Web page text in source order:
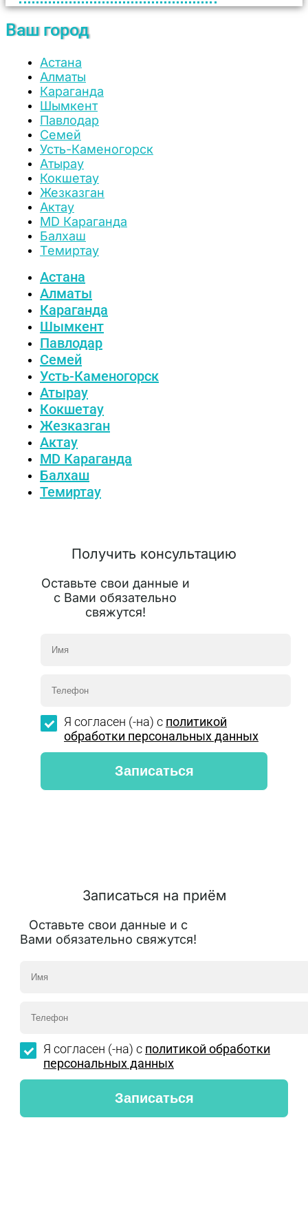
Ваш город
Астана
Алматы
Караганда
Шымкент
Павлодар
Семей
Усть-Каменогорск
Атырау
Кокшетау
Жезказган
Актау
MD Караганда
Балхаш
Темиртау
Астана
Алматы
Караганда
Шымкент
Павлодар
Семей
Усть-Каменогорск
Атырау
Кокшетау
Жезказган
Актау
MD Караганда
Балхаш
Темиртау
Получить консультацию
Оставьте свои данные и
с Вами обязательно
свяжутся!
Я согласен (-на) с политикой
обработки персональных данных
Записаться на приём
Оставьте свои данные и с
Вами обязательно свяжутся!
Я согласен (-на) с политикой обработки
персональных данных